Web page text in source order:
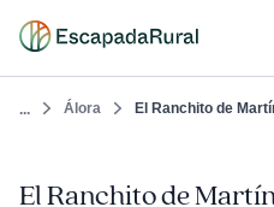
... Álora El Ranchito de
El Ranchito de